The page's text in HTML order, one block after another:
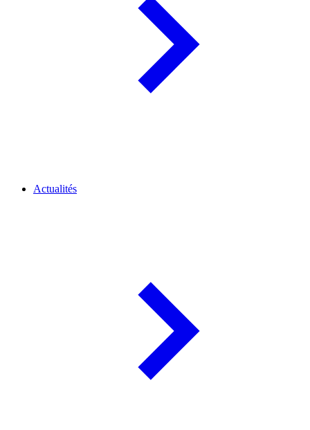
Actualités